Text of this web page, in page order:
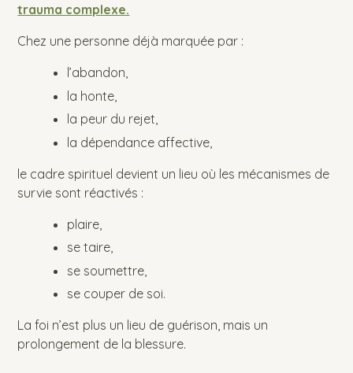
trauma complexe.
Chez une personne déjà marquée par :
l’abandon,
la honte,
la peur du rejet,
la dépendance affective,
le cadre spirituel devient un lieu où les mécanismes de
survie sont réactivés :
plaire,
se taire,
se soumettre,
se couper de soi.
La foi n’est plus un lieu de guérison, mais un
prolongement de la blessure.